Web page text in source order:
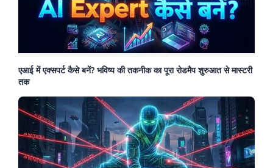
एआई में एक्सपर्ट कैसे बनें? भविष्य की तकनीक का पूरा रोडमैप शुरुआत से मास्टरी
तक